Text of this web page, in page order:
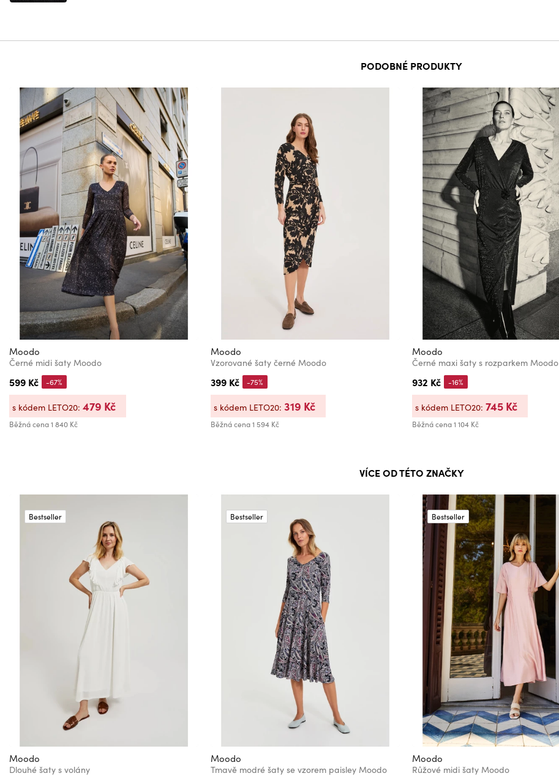
PODOBNÉ PRODUKTY
Moodo
Černé midi šaty Moodo
599 Kč
Běžná cena1 840 Kč
-67%
s kódem LETO20: 479 Kč
Moodo
Vzorované šaty černé Moodo
399 Kč
Běžná cena1 594 Kč
-75%
s kódem LETO20: 319 Kč
Moodo
Černé maxi šaty s rozparkem Moodo
932 Kč
Běžná cena1 104 Kč
-16%
s kódem LETO20: 745 Kč
VÍCE OD TÉTO ZNAČKY
Bestseller
Moodo
Dlouhé šaty s volány
Bestseller
Moodo
Tmavě modré šaty se vzorem paisley Moodo
Bestseller
Moodo
Růžové midi šaty Moodo